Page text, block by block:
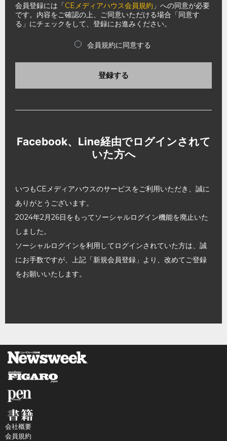
会員登録には「CEメディアハウス会員規約 」への同意が必要
です。内容をご確認の上、ご同意いただける場合「同意す
る」にチェックをして、登録にお進みください。
会員規約に同意する
登録する
Facebook、Line経由でログインされて
いた方へ
いつもCEメディアハウスのサービスをご利用いただき、誠に
ありがとうございます。
2024年2月26日をもってソーシャルログイン機能を廃止いた
しました。
ソーシャルログインを利用してログインされていた方は、誠
にお手数ですが、上記「新規会員登録」より、改めてご登録
をお願いいたします。
会社概要
会員規約